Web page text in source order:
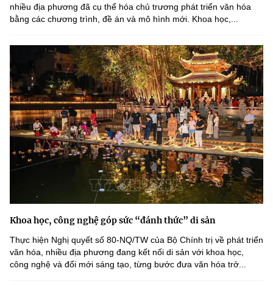
nhiều địa phương đã cụ thể hóa chủ trương phát triển văn hóa
bằng các chương trình, đề án và mô hình mới. Khoa học,...
Khoa học, công nghệ góp sức “đánh thức” di sản
Thực hiện Nghị quyết số 80-NQ/TW của Bộ Chính trị về phát triển
văn hóa, nhiều địa phương đang kết nối di sản với khoa học,
công nghệ và đổi mới sáng tạo, từng bước đưa văn hóa trở...